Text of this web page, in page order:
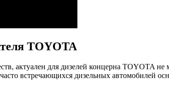
TOYOTA
актуален для дизелей концерна TOYOTA
встречающихся дизельных автомобилей